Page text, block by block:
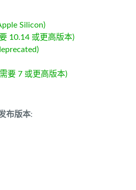
Silicon)
10.14 或更高版本)
要 7 或更高版本)
布版本: